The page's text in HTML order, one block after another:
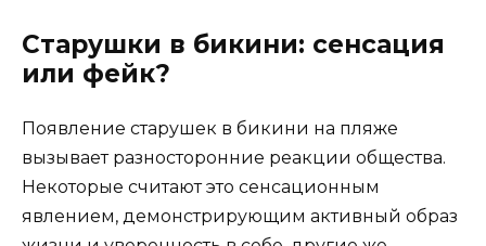
Старушки в бикини: сенсация
или фейк?
Появление старушек в бикини на пляже
вызывает разносторонние реакции общества.
Некоторые считают это сенсационным
явлением, демонстрирующим активный образ